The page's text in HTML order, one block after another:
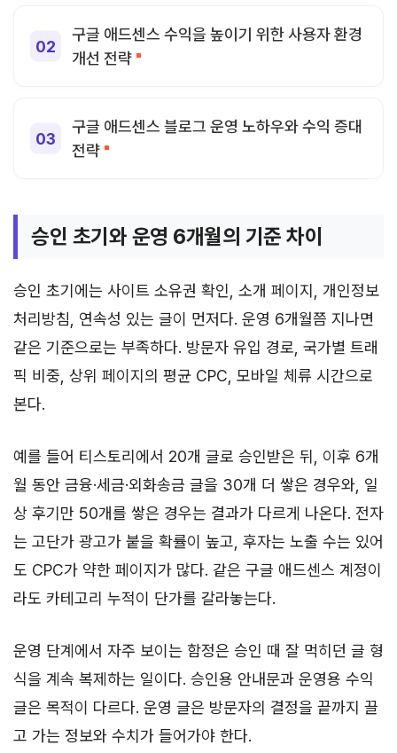
구글 애드센스 수익을 높이기 위한 사용자 환경
개선 전략
구글 애드센스 블로그 운영 노하우와 수익 증대
전략
승인 초기와 운영 6개월의 기준 차이
승인 초기에는 사이트 소유권 확인, 소개 페이지, 개인정보
처리방침, 연속성 있는 글이 먼저다. 운영 6개월쯤 지나면
같은 기준으로는 부족하다. 방문자 유입 경로, 국가별 트래
픽 비중, 상위 페이지의 평균 CPC, 모바일 체류 시간으로
본다.
예를 들어 티스토리에서 20개 글로 승인받은 뒤, 이후 6개
월 동안 금융·세금·외화송금 글을 30개 더 쌓은 경우와, 일
상 후기만 50개를 쌓은 경우는 결과가 다르게 나온다. 전자
는 고단가 광고가 붙을 확률이 높고, 후자는 노출 수는 있어
도 CPC가 약한 페이지가 많다. 같은 구글 애드센스 계정이
라도 카테고리 누적이 단가를 갈라놓는다.
운영 단계에서 자주 보이는 함정은 승인 때 잘 먹히던 글 형
식을 계속 복제하는 일이다. 승인용 안내문과 운영용 수익
글은 목적이 다르다. 운영 글은 방문자의 결정을 끝까지 끌
고 가는 정보와 수치가 들어가야 한다.